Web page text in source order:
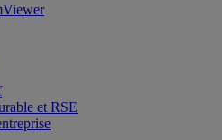
et RSE